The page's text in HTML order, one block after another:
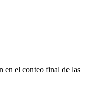
en el conteo final de las